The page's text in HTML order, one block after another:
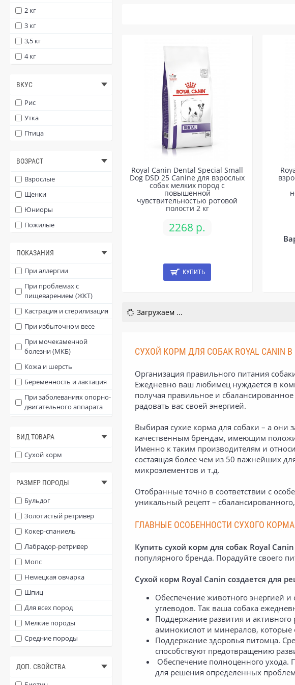
2 кг
3 кг
3,5 кг
4 кг
7 кг
7,5 кг
8 кг
9 кг
11 кг
12 кг
13 кг
14 кг
15 кг
ВКУС
Рис
Утка
Птица
ВОЗРАСТ
Взрослые
Щенки
Юниоры
Пожилые
ПОКАЗАНИЯ
При аллергии
При проблемах с
пищеварением (ЖКТ)
Кастрация и стерилизация
При избыточном весе
При мочекаменной
болезни (МКБ)
Кожа и шерсть
Беременность и лактация
При заболеваниях опорно-
двигательного аппарата
При стрессе
При заболеваниях сердца
При заболеваниях печени
Для полости рта и зубов
Для поддержания
(дерматоз, дерматит)
ВИД ТОВАРА
Сухой корм
РАЗМЕР ПОРОДЫ
Бульдог
Золотистый ретривер
Кокер-спаниель
Лабрадор-ретривер
Мопс
Немецкая овчарка
Шпиц
Для всех пород
Мелкие породы
Средние породы
Карликовые породы
ДОП. СВОЙСТВА
Royal Canin Dental Special Small
Dog DSD 25 Canine для взрослых
собак мелких пород с
повышенной
чувствительностью ротовой
полости 2 кг
2268 р.
КУПИТЬ
Загружаем ...
СУХОЙ КОРМ ДЛЯ СОБАК ROYAL CANIN
Организация правильного питания
Ежедневно ваш любимец нуждается в
получая правильное и
радовать вас своей энергией.
Выбирая сухие корма для собаки – а они
качественным брендам, имеющим
Именно к таким производителям и
состаящая более чем из 50 важнейших
микроэлементов и т.д.
Отобранные точно в соответствии с
уникальный рецепт –
ГЛАВНЫЕ ОСОБЕННОСТИ СУХОГО КОРМА
Купить сухой корм для собак Royal
популярного бренда. Порадуйте своего
Сухой корм Royal Canin создается для
Обеспечение животного энергией
углеводов. Так ваша собака
Поддержание развития и активного
аминокислот и минералов, которые
Поддержание здоровья питомца.
способствуют предотвращению
Обеспечение полноценного ухода.
для решения определенных